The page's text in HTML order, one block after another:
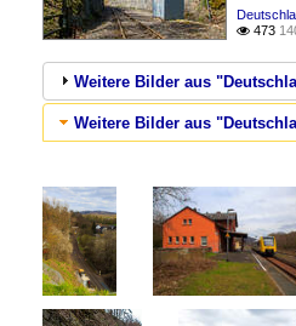
 473
Weitere Bilder aus
Weitere Bilder aus